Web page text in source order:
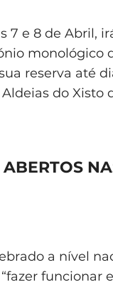
7 e 8 de Abril,
monológico
reserva até
do Xisto
a nível